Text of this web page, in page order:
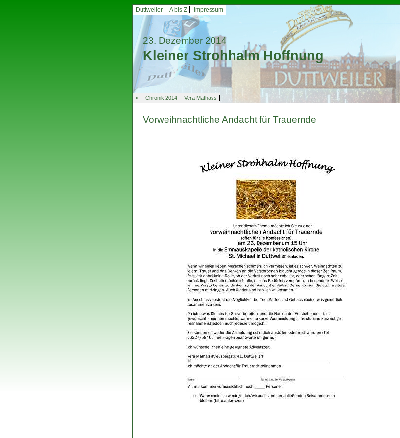
Duttweiler A bis Z Impressum
23. Dezember 2014
Kleiner Strohhalm Hoffnung
« Chronik 2014 Vera Mathäss
Vorweihnachtliche Andacht für Trauernde